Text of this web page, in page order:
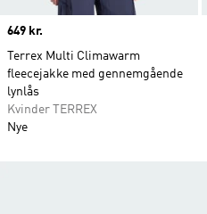
Price
649 kr.
Terrex Multi Climawarm
fleecejakke med gennemgående
lynlås
Kvinder TERREX
Nye